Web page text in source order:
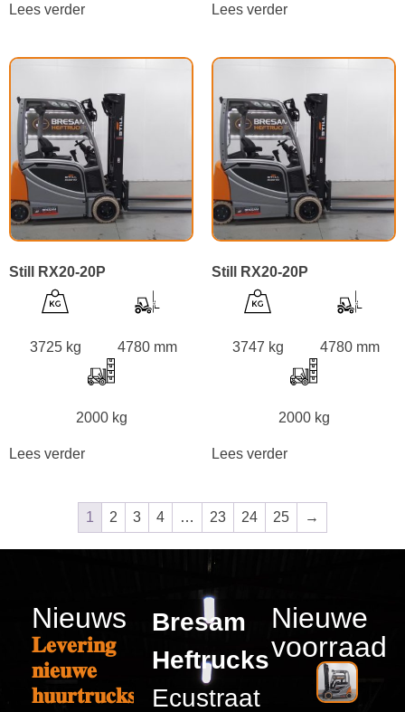
Lees verder Lees verder
Still RX20-20P
3725 kg 4780 mm
2000 kg
Lees verder
Still RX20-20P
3747 kg 4780 mm
2000 kg
Lees verder
1 2 3 4 … 23 24 25 →
Nieuws
𝐋𝐞𝐯𝐞𝐫𝐢𝐧𝐠
𝐧𝐢𝐞𝐮𝐰𝐞
𝐡𝐮𝐮𝐫𝐭𝐫𝐮𝐜𝐤𝐬
Bresam
Heftrucks
Ecustraat
Nieuwe
voorraad